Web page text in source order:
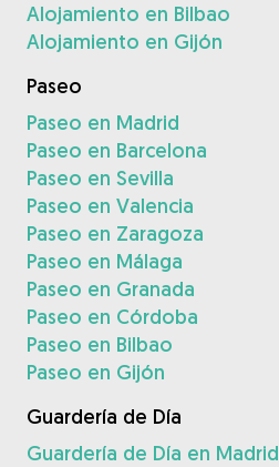
Alojamiento en Bilbao
Alojamiento en Gijón
Paseo
Paseo en Madrid
Paseo en Barcelona
Paseo en Sevilla
Paseo en Valencia
Paseo en Zaragoza
Paseo en Málaga
Paseo en Granada
Paseo en Córdoba
Paseo en Bilbao
Paseo en Gijón
Guardería de Día
Guardería de Día en Madrid